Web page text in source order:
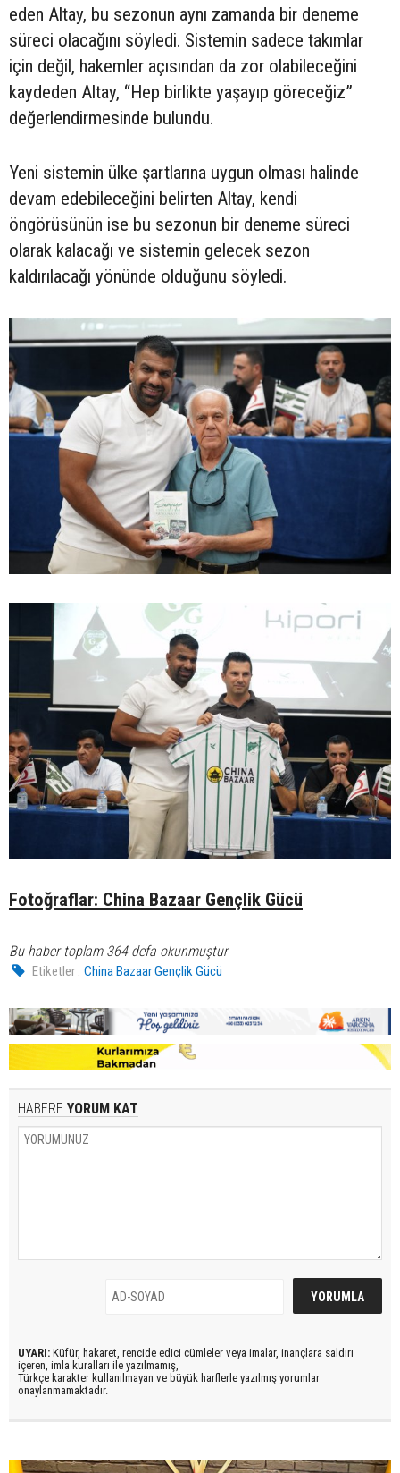
eden Altay, bu sezonun aynı zamanda bir deneme
süreci olacağını söyledi. Sistemin sadece takımlar
için değil, hakemler açısından da zor olabileceğini
kaydeden Altay, “Hep birlikte yaşayıp göreceğiz”
değerlendirmesinde bulundu.
Yeni sistemin ülke şartlarına uygun olması halinde
devam edebileceğini belirten Altay, kendi
öngörüsünün ise bu sezonun bir deneme süreci
olarak kalacağı ve sistemin gelecek sezon
kaldırılacağı yönünde olduğunu söyledi.
Fotoğraflar: China Bazaar Gençlik Gücü
Bu haber toplam 364 defa okunmuştur
Etiketler : China Bazaar Gençlik Gücü
HABERE YORUM KAT
UYARI: Küfür, hakaret, rencide edici cümleler veya imalar, inançlara saldırı
içeren, imla kuralları ile yazılmamış,
Türkçe karakter kullanılmayan ve büyük harflerle yazılmış yorumlar
onaylanmamaktadır.